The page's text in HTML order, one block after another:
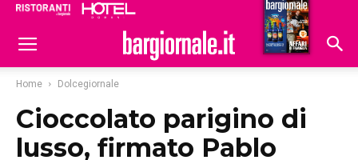
Hoteldomani
Home Dolcegiornale
Cioccolato parigino di
lusso, firmato Pablo